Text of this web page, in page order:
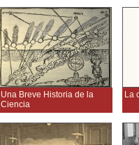
Una Breve Historia de la
Ciencia
La